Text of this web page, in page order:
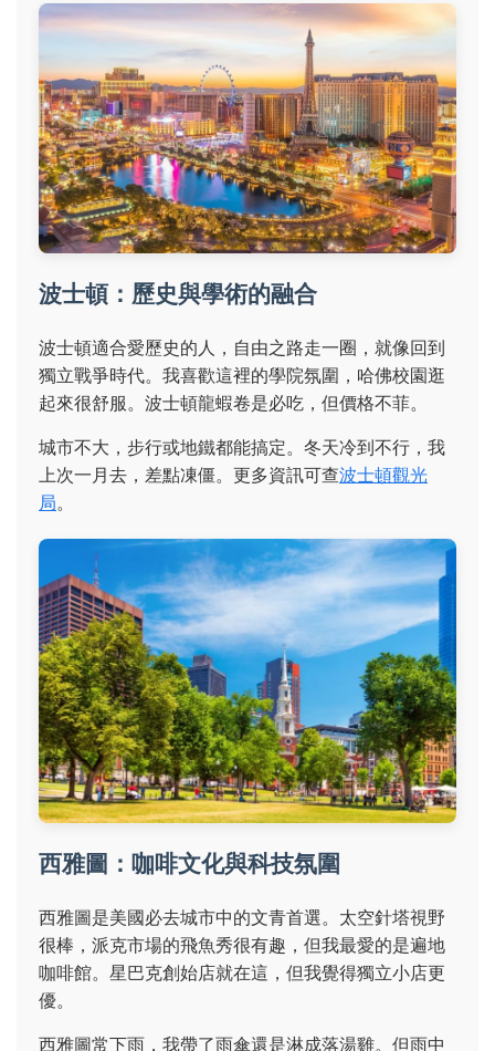
波士頓：歷史與學術的融合
波士頓適合愛歷史的人，自由之路走一圈，就像回到
獨立戰爭時代。我喜歡這裡的學院氛圍，哈佛校園逛
起來很舒服。波士頓龍蝦卷是必吃，但價格不菲。
城市不大，步行或地鐵都能搞定。冬天冷到不行，我
上次一月去，差點凍僵。更多資訊可查波士頓觀光
局。
西雅圖：咖啡文化與科技氛圍
西雅圖是美國必去城市中的文青首選。太空針塔視野
很棒，派克市場的飛魚秀很有趣，但我最愛的是遍地
咖啡館。星巴克創始店就在這，但我覺得獨立小店更
優。
西雅圖常下雨，我帶了雨傘還是淋成落湯雞。但雨中